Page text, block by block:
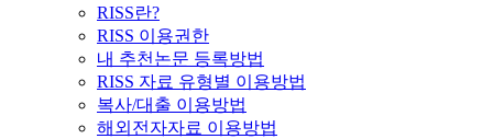
RISS란?
RISS 이용권한
내 추천논문 등록방법
RISS 자료 유형별 이용방법
복사/대출 이용방법
해외전자자료 이용방법